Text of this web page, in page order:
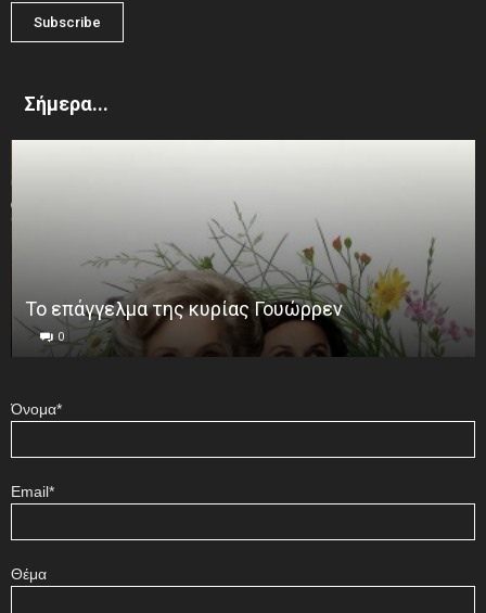
Σήμερα...
Το επάγγελμα της κυρίας Γουώρρεν
0
Όνομα*
Email*
Θέμα